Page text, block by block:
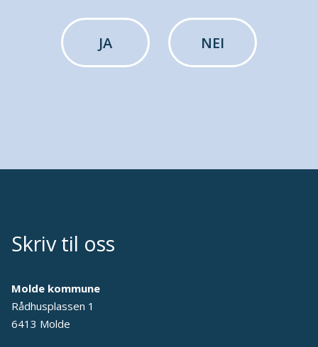
JA NEI
Skriv til oss
Molde kommune
Rådhusplassen 1
6413 Molde